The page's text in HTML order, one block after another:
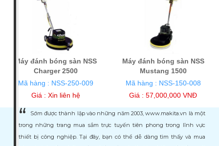
Máy đánh bóng sàn NSS
Charger 2500
Mã hàng : NSS-250-009
Giá :Xin liên hệ
Máy đánh bóng sàn NSS
Mustang 1500
Mã hàng : NSS-150-008
Giá : 57,000,000 VNĐ
Sớm được thành lập vào những năm 2003, www.makita.vn là một
trong những trang mua sắm trực tuyến tiên phong trong lĩnh vực
thiết bị công nghiệp. Tại đây, bạn có thể dễ dàng tìm thấy và mua